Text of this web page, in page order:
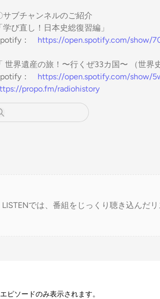
サブチャンネルのご紹介
「学び直し！日本史総復習編」
： https://open.spotify.com/show/
「 世界遺産の旅！〜行くぜ33カ国〜 （世界
： https://open.spotify.com/show/
propo.fm/radiohistory
では、番組をじっくり聴き込んだ
ピソードのみ表示されます。